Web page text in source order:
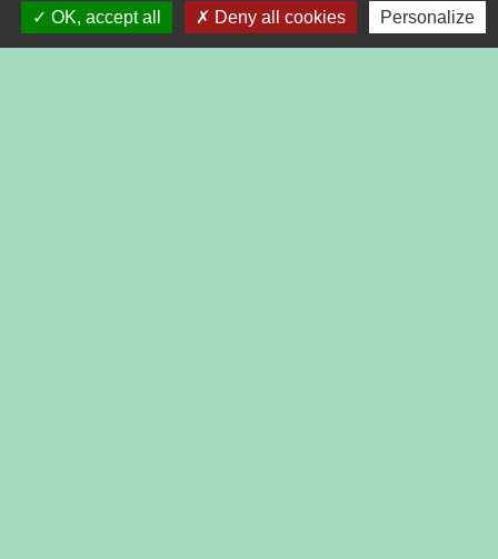
PREMIER MINISTRE
MINISTERE DE L'INTERIEUR
OK, accept all
Deny all cookies Personalize